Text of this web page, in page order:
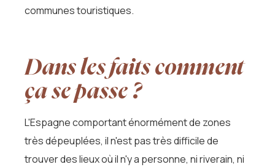
communes touristiques.
Dans les faits comment
ça se passe ?
L'Espagne comportant énormément de zones
très dépeuplées, il n'est pas très difficile de
trouver des lieux où il n'y a personne, ni riverain, ni